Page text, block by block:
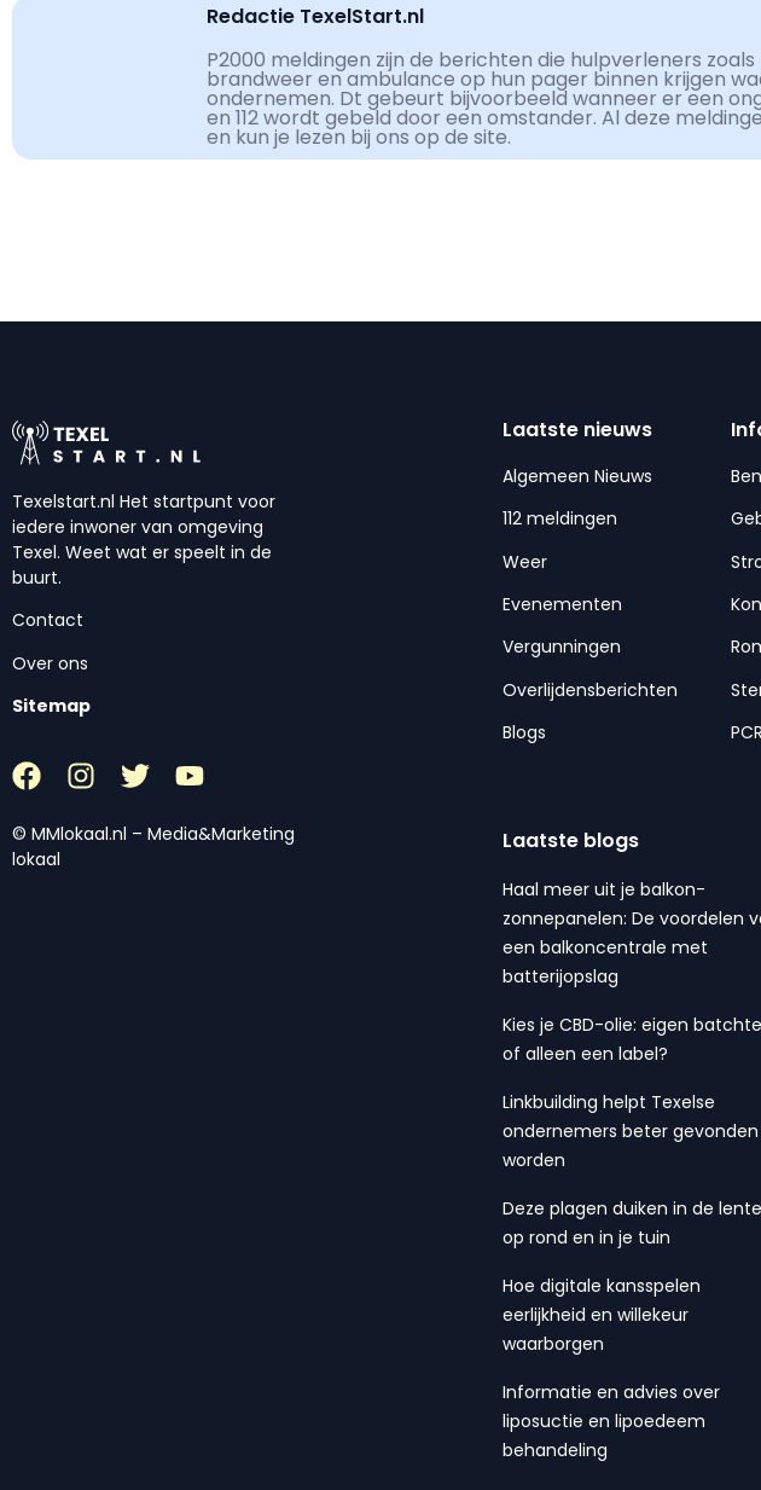
Redactie TexelStart.nl
P2000 meldingen zijn de berichten die hulpverleners zoals
brandweer en ambulance op hun pager binnen krijgen
ondernemen. Dt gebeurt bijvoorbeeld wanneer er een
en 112 wordt gebeld door een omstander. Al deze
en kun je lezen bij ons op de site.
Texelstart.nl Het startpunt voor
iedere inwoner van omgeving
Texel. Weet wat er speelt in de
buurt.
Contact
Over ons
Sitemap
© MMlokaal.nl – Media&Marketing
lokaal
Laatste nieuws
Algemeen Nieuws
112 meldingen
Weer
Evenementen
Vergunningen
Overlijdensberichten
Blogs
Laatste blogs
Haal meer uit je balkon-
zonnepanelen: De voordelen
een balkoncentrale met
batterijopslag
Kies je CBD-olie: eigen
of alleen een label?
Linkbuilding helpt Texelse
ondernemers beter
worden
Deze plagen duiken in de lente
op rond en in je tuin
Hoe digitale kansspelen
eerlijkheid en willekeur
waarborgen
Informatie en advies over
liposuctie en lipoedeem
behandeling